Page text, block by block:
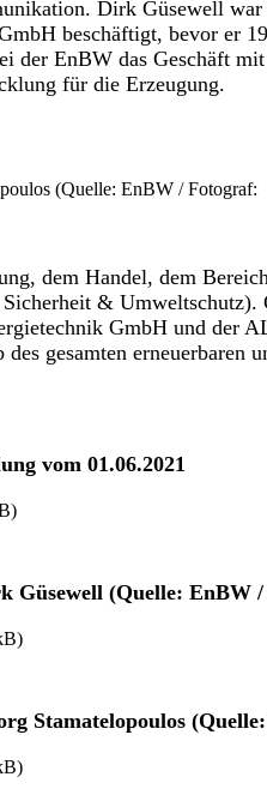
Dirk Güsewell
beschäftigt, bevor er
der EnBW das Geschäft
für die Erzeugung.
(Quelle: EnBW / Fotograf:
dem Handel, dem
& Umweltschutz).
GmbH und der
gesamten erneuerbaren
vom 01.06.2021
)
Güsewell (Quelle: EnBW
)
Stamatelopoulos
)